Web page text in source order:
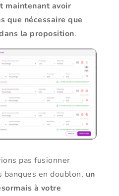
maintenant avoir
que nécessaire que
la proposition.
pas fusionner
en doublon, un
à votre